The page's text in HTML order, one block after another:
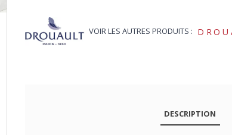
VOIR LES AUTRES PRODUITS :
DESCRIPTION